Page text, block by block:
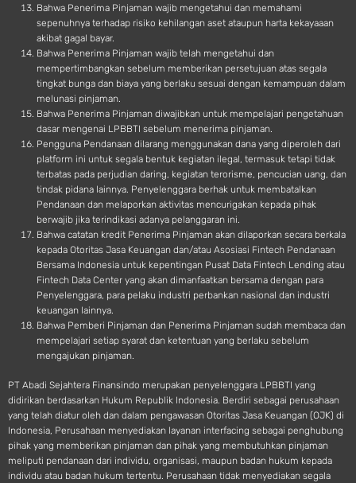
Bahwa Penerima Pinjaman wajib mengetahui dan memahami
sepenuhnya terhadap risiko kehilangan aset ataupun harta kekayaaan
akibat gagal bayar.
Bahwa Penerima Pinjaman wajib telah mengetahui dan
mempertimbangkan sebelum memberikan persetujuan atas segala
tingkat bunga dan biaya yang berlaku sesuai dengan kemampuan dalam
melunasi pinjaman.
Bahwa Penerima Pinjaman diwajibkan untuk mempelajari pengetahuan
dasar mengenai LPBBTI sebelum menerima pinjaman.
Pengguna Pendanaan dilarang menggunakan dana yang diperoleh dari
platform ini untuk segala bentuk kegiatan ilegal, termasuk tetapi tidak
terbatas pada perjudian daring, kegiatan terorisme, pencucian uang, dan
tindak pidana lainnya. Penyelenggara berhak untuk membatalkan
Pendanaan dan melaporkan aktivitas mencurigakan kepada pihak
berwajib jika terindikasi adanya pelanggaran ini.
Bahwa catatan kredit Penerima Pinjaman akan dilaporkan secara berkala
kepada Otoritas Jasa Keuangan dan/atau Asosiasi Fintech Pendanaan
Bersama Indonesia untuk kepentingan Pusat Data Fintech Lending atau
Fintech Data Center yang akan dimanfaatkan bersama dengan para
Penyelenggara, para pelaku industri perbankan nasional dan industri
keuangan lainnya.
Bahwa Pemberi Pinjaman dan Penerima Pinjaman sudah membaca dan
mempelajari setiap syarat dan ketentuan yang berlaku sebelum
mengajukan pinjaman.
PT Abadi Sejahtera Finansindo merupakan penyelenggara LPBBTI yang
didirikan berdasarkan Hukum Republik Indonesia. Berdiri sebagai perusahaan
yang telah diatur oleh dan dalam pengawasan Otoritas Jasa Keuangan (OJK) di
Indonesia, Perusahaan menyediakan layanan interfacing sebagai penghubung
pihak yang memberikan pinjaman dan pihak yang membutuhkan pinjaman
meliputi pendanaan dari individu, organisasi, maupun badan hukum kepada
individu atau badan hukum tertentu. Perusahaan tidak menyediakan segala